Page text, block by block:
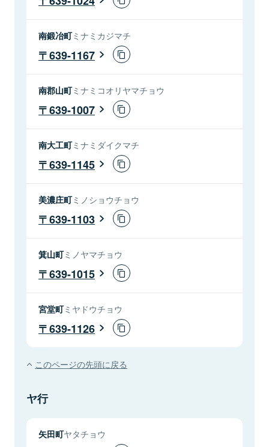
南鍛冶町ミナミカジマチ
639-1167
南郡山町ミナミコオリヤマチョウ
639-1007
南大工町ミナミダイクマチ
639-1145
美濃庄町ミノショウチョウ
639-1103
箕山町ミノヤマチョウ
639-1015
宮堂町ミヤドウチョウ
639-1126
このページの先頭に戻る
ヤ行
矢田町ヤタチョウ